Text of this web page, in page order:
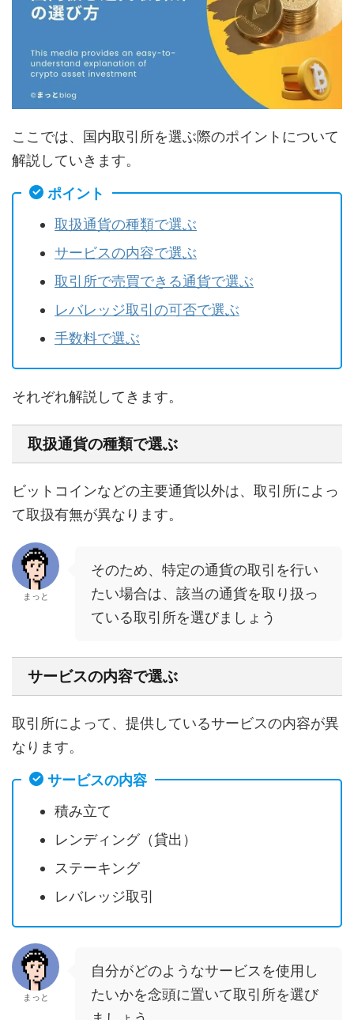
ここでは、国内取引所を選ぶ際のポイントについて
解説していきます。
ポイント
取扱通貨の種類で選ぶ
サービスの内容で選ぶ
取引所で売買できる通貨で選ぶ
レバレッジ取引の可否で選ぶ
手数料で選ぶ
それぞれ解説してきます。
取扱通貨の種類で選ぶ
ビットコインなどの主要通貨以外は、取引所によっ
て取扱有無が異なります。
まっと
そのため、特定の通貨の取引を行い
たい場合は、該当の通貨を取り扱っ
ている取引所を選びましょう
サービスの内容で選ぶ
取引所によって、提供しているサービスの内容が異
なります。
サービスの内容
積み立て
レンディング（貸出）
ステーキング
レバレッジ取引
まっと
自分がどのようなサービスを使用し
たいかを念頭に置いて取引所を選び